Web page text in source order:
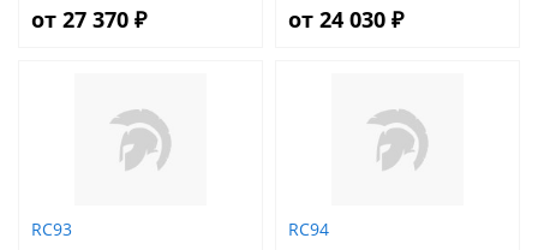
от 27 370 ₽ от 24 030 ₽
RC93 RC94